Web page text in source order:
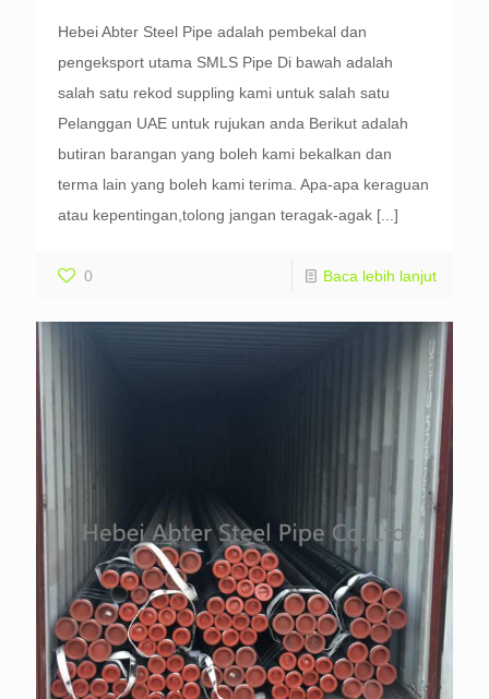
Hebei Abter Steel Pipe adalah pembekal dan
pengeksport utama SMLS Pipe Di bawah adalah
salah satu rekod suppling kami untuk salah satu
Pelanggan UAE untuk rujukan anda Berikut adalah
butiran barangan yang boleh kami bekalkan dan
terma lain yang boleh kami terima. Apa-apa keraguan
atau kepentingan,tolong jangan teragak-agak [...]
0 Baca lebih lanjut